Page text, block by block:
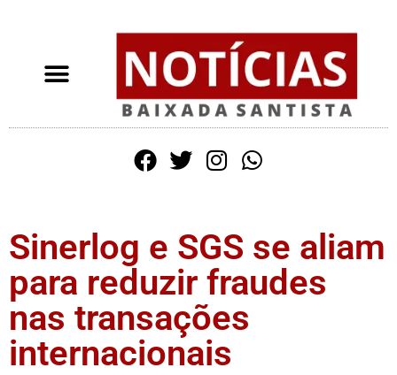
Sinerlog e SGS se aliam
para reduzir fraudes
nas transações
internacionais